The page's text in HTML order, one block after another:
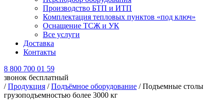
Производство БТП и ИТП
Комплектация тепловых пунктов «под ключ»
Оснащение ТСЖ и УК
Все услуги
Доставка
Контакты
8 800 700 01 59
звонок бесплатный
/Продукция /Подъёмное оборудование / Подъемные столы
грузоподъемностью более 3000 кг